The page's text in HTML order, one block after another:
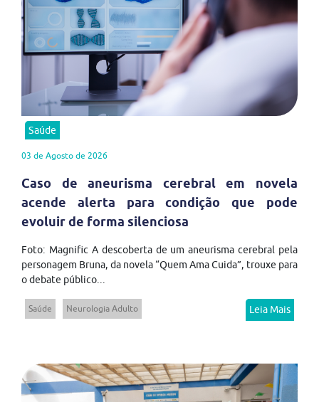
Saúde
03 de Agosto de 2026
Caso de aneurisma cerebral em novela
acende alerta para condição que pode
evoluir de forma silenciosa
Foto: Magnific A descoberta de um aneurisma cerebral pela
personagem Bruna, da novela “Quem Ama Cuida”, trouxe para
o debate público...
Saúde Neurologia Adulto Leia Mais